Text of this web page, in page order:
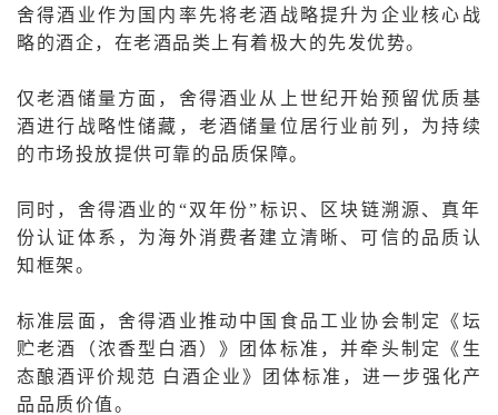
舍得酒业作为国内率先将老酒战略提升为企业核心战
略的酒企，在老酒品类上有着极大的先发优势。
仅老酒储量方面，舍得酒业从上世纪开始预留优质基
酒进行战略性储藏，老酒储量位居行业前列，为持续
的市场投放提供可靠的品质保障。
同时，舍得酒业的“双年份”标识、区块链溯源、真年
份认证体系，为海外消费者建立清晰、可信的品质认
知框架。
标准层面，舍得酒业推动中国食品工业协会制定《坛
贮老酒（浓香型白酒）》团体标准，并牵头制定《生
态酿酒评价规范 白酒企业》团体标准，进一步强化产
品品质价值。